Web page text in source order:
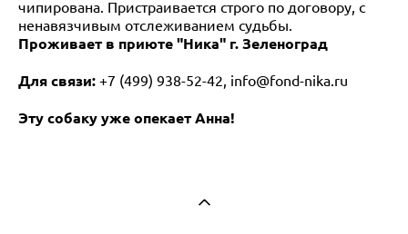
чипирована. Пристраивается строго по договору, с
ненавязчивым отслеживанием судьбы.
Проживает в приюте "Ника" г. Зеленоград
Для связи: +7 (499) 938-52-42, info@fond-nika.ru
Эту собаку уже опекает Анна!